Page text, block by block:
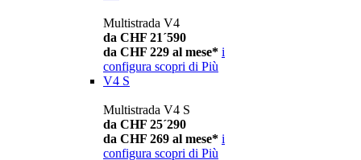
Multistrada V4
da CHF 21´590
da CHF 229 al mese* i
configura scopri di Più
V4 S
Multistrada V4 S
da CHF 25´290
da CHF 269 al mese* i
configura scopri di Più